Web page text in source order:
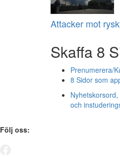
Attacker mot
Skaffa 8
Prenumerera/
8 Sidor som
och
Följ oss: